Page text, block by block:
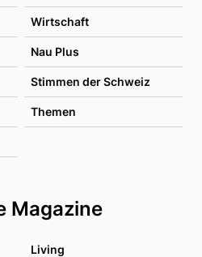
Wirtschaft
Nau Plus
Stimmen der Schweiz
Themen
Magazine
Living